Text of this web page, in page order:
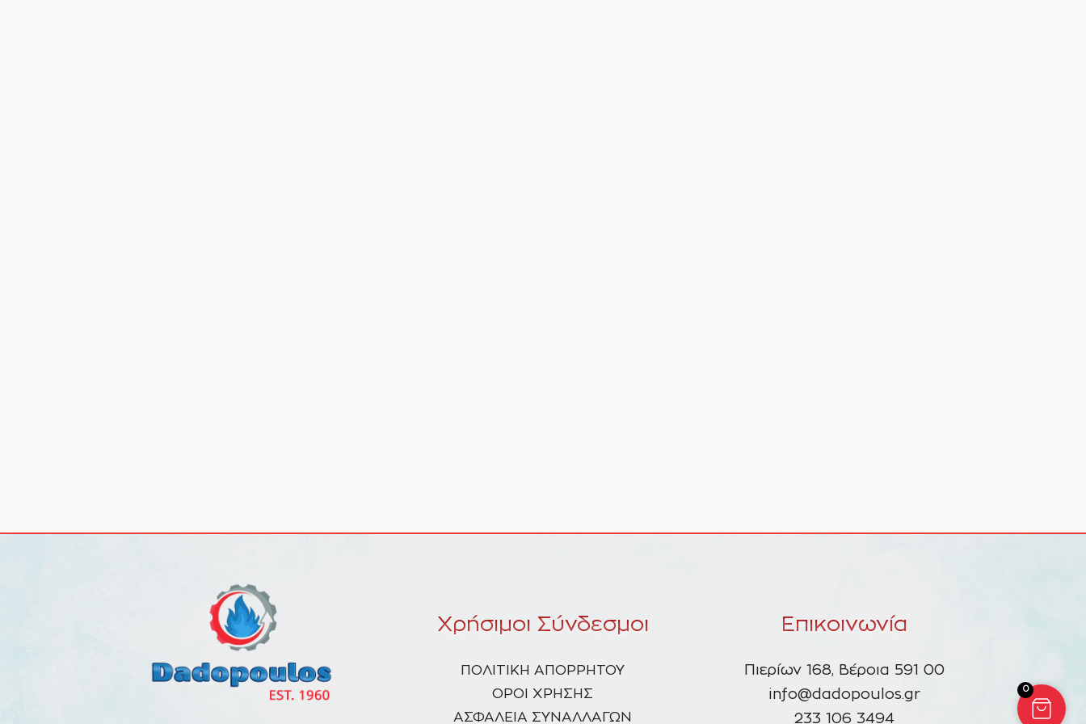
Χρήσιμοι Σύνδεσμοι
ΠΟΛΙΤΙΚΗ ΑΠΟΡΡΗΤΟΥ
ΟΡΟΙ ΧΡΗΣΗΣ
ΑΣΦΑΛΕΙΑ ΣΥΝΑΛΛΑΓΩΝ
Επικοινωνία
Πιερίων 168, Βέροια 591 00
info@dadopoulos.gr
233 106 3494
0